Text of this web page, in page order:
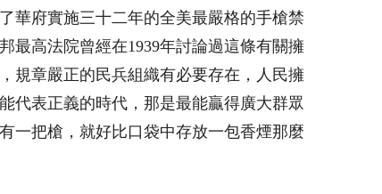
華府實施三十二年的全美最嚴格的手槍禁
最高法院曾經在1939年討論過這條有關擁
規章嚴正的民兵組織有必要存在，人民擁
代表正義的時代，那是最能贏得廣大群眾
一把槍，就好比口袋中存放一包香煙那麼